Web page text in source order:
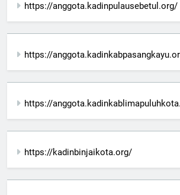
https://anggota.kadinpulausebetul.org/
https://
https://
https://kadinbinjaikota.org/